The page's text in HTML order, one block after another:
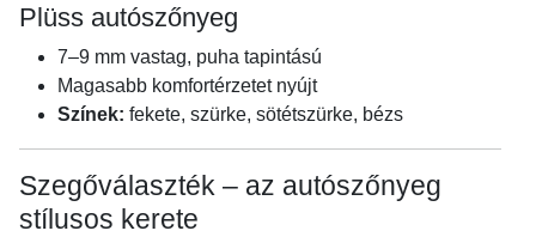
Plüss autószőnyeg
7–9 mm vastag, puha tapintású
Magasabb komfortérzetet nyújt
Színek: fekete, szürke, sötétszürke, bézs
Szegőválaszték – az autószőnyeg
stílusos kerete